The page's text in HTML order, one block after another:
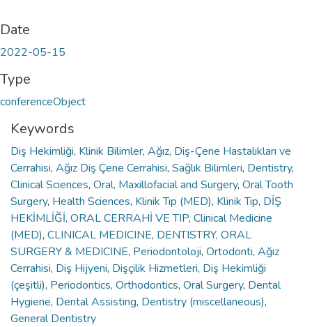
Date
2022-05-15
Type
conferenceObject
Keywords
Diş Hekimliği, Klinik Bilimler, Ağız, Diş-Çene Hastalıkları ve
Cerrahisi, Ağız Diş Çene Cerrahisi, Sağlık Bilimleri, Dentistry,
Clinical Sciences, Oral, Maxillofacial and Surgery, Oral Tooth
Surgery, Health Sciences, Klinik Tıp (MED), Klinik Tıp, DİŞ
HEKİMLİĞİ, ORAL CERRAHİ VE TIP, Clinical Medicine
(MED), CLINICAL MEDICINE, DENTISTRY, ORAL
SURGERY & MEDICINE, Periodontoloji, Ortodonti, Ağız
Cerrahisi, Diş Hijyeni, Dişçilik Hizmetleri, Diş Hekimliği
(çeşitli), Periodontics, Orthodontics, Oral Surgery, Dental
Hygiene, Dental Assisting, Dentistry (miscellaneous),
General Dentistry